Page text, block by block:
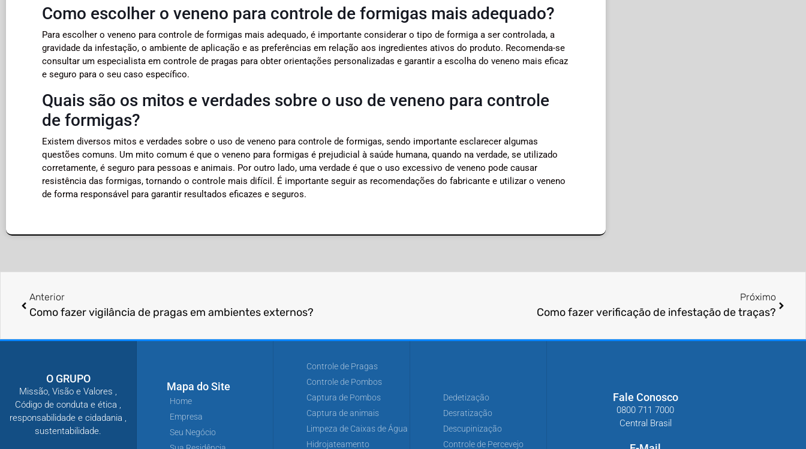
Como escolher o veneno para controle de formigas mais adequado?
Para escolher o veneno para controle de formigas mais adequado, é importante considerar o tipo de formiga a ser controlada, a
gravidade da infestação, o ambiente de aplicação e as preferências em relação aos ingredientes ativos do produto. Recomenda-se
consultar um especialista em controle de pragas para obter orientações personalizadas e garantir a escolha do veneno mais eficaz
e seguro para o seu caso específico.
Quais são os mitos e verdades sobre o uso de veneno para controle
de formigas?
Existem diversos mitos e verdades sobre o uso de veneno para controle de formigas, sendo importante esclarecer algumas
questões comuns. Um mito comum é que o veneno para formigas é prejudicial à saúde humana, quando na verdade, se utilizado
corretamente, é seguro para pessoas e animais. Por outro lado, uma verdade é que o uso excessivo de veneno pode causar
resistência das formigas, tornando o controle mais difícil. É importante seguir as recomendações do fabricante e utilizar o veneno
de forma responsável para garantir resultados eficazes e seguros.
Anterior
Como fazer vigilância de pragas em ambientes externos?
Próximo
Como fazer verificação de infestação de traças?
O GRUPO
Missão, Visão e Valores ,
Código de conduta e ética ,
responsabilidade e cidadania ,
sustentabilidade.
Mapa do Site
Home
Empresa
Seu Negócio
Controle de Pragas
Controle de Pombos
Captura de Pombos
Captura de animais
Limpeza de Caixas de Água
Hidrojateamento
Dedetização
Desratização
Descupinização
Controle de Percevejo
Fale Conosco
0800 711 7000
Central Brasil